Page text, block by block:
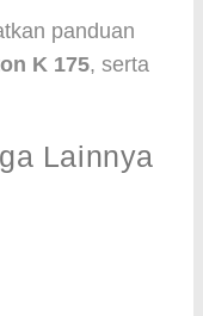
panduan
K 175, serta
Lainnya